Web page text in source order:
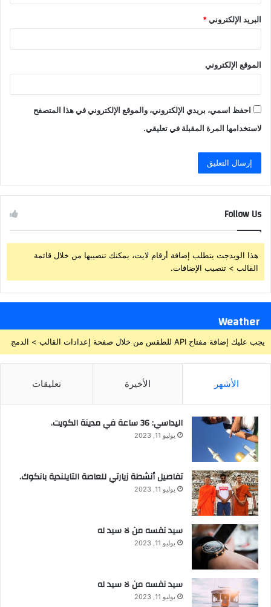
البريد الإلكتروني*
الموقع الإلكتروني
احفظ اسمي، بريدي الإلكتروني، والموقع الإلكتروني في هذا المتصفح
لاستخدامها المرة المقبلة في تعليقي.
Follow Us
هذا الويدجت يتطلب إضافة أرقام لايت، يمكنك تنصيبها من خلال قائمة
القالب > تنصيب الإضافات.
Weather
يجب عليك إضافة مفتاح API للطقس من خلال صفحة إعدادات القالب > الدمج
الأشهر الأخيرة تعليقات
اليداسي: 36 ساعة في مدينة الكويت.
يوليو 11, 2023
تفاصيل أنشطة زيارتي للعاصة التايلندية بانكوك.
يوليو 11, 2023
سيد نفسه من لا سيد له
يوليو 11, 2023
سيد نفسه من لا سيد له
يوليو 11, 2023